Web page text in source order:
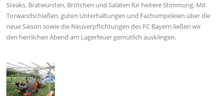
Steaks, Bratwürsten, Brötchen und Salaten für heitere Stimmung. Mit
Torwandschießen, guten Unterhaltungen und Fachsimpeleien über die
neue Saison sowie die Neuverpflichtungen des FC Bayern ließen wir
den herrlichen Abend am Lagerfeuer gemütlich ausklingen.